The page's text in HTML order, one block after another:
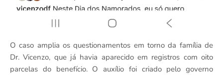
O caso amplia os questionamentos em torno da família de
Dr. Vicenzo, que já havia aparecido em registros com oito
parcelas do benefício. O auxílio foi criado pelo governo